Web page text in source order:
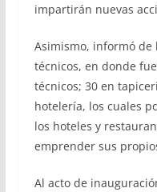
impartirán nuevas
Asimismo, informó de
técnicos, en donde
técnicos; 30 en
hotelería, los cuales
los hoteles y
emprender sus
Al acto de